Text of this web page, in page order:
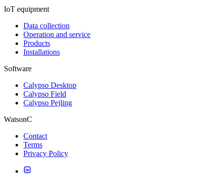
IoT equipment
Data collection
Operation and service
Products
Installations
Software
Calypso Desktop
Calypso Field
Calypso Pejling
WatsonC
Contact
Terms
Privacy Policy